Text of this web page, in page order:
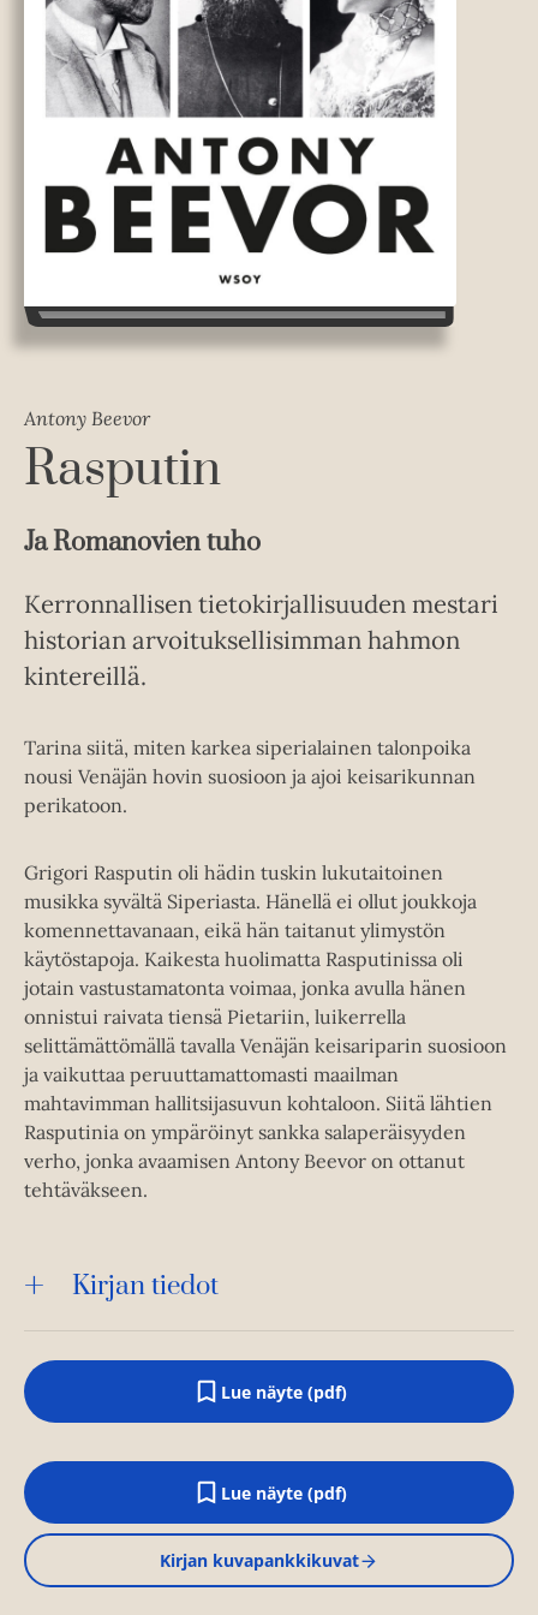
Antony Beevor
Rasputin
Ja Romanovien tuho
Kerronnallisen tietokirjallisuuden mestari
historian arvoituksellisimman hahmon
kintereillä.
Tarina siitä, miten karkea siperialainen talonpoika
nousi Venäjän hovin suosioon ja ajoi keisarikunnan
perikatoon.
Grigori Rasputin oli hädin tuskin lukutaitoinen
musikka syvältä Siperiasta. Hänellä ei ollut joukkoja
komennettavanaan, eikä hän taitanut ylimystön
käytöstapoja. Kaikesta huolimatta Rasputinissa oli
jotain vastustamatonta voimaa, jonka avulla hänen
onnistui raivata tiensä Pietariin, luikerrella
selittämättömällä tavalla Venäjän keisariparin suosioon
ja vaikuttaa peruuttamattomasti maailman
mahtavimman hallitsijasuvun kohtaloon. Siitä lähtien
Rasputinia on ympäröinyt sankka salaperäisyyden
verho, jonka avaamisen Antony Beevor on ottanut
tehtäväkseen.
Kirjan tiedot
Lue näyte (pdf)
A
u
e
a
a
u
u
t
e
Lue näyte (pdf)
A
u
k
e
a
Kirjan kuvapankkikuvat